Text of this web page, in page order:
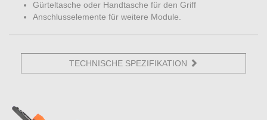
Gürteltasche oder Handtasche für den Griff
Anschlusselemente für weitere Module.
TECHNISCHE SPEZIFIKATION